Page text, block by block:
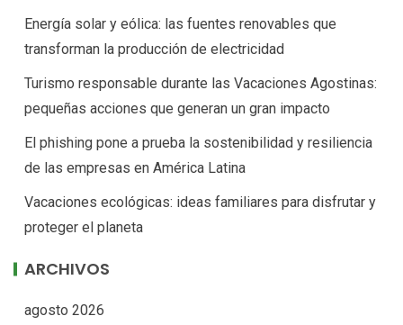
Energía solar y eólica: las fuentes renovables que
transforman la producción de electricidad
Turismo responsable durante las Vacaciones Agostinas:
pequeñas acciones que generan un gran impacto
El phishing pone a prueba la sostenibilidad y resiliencia
de las empresas en América Latina
Vacaciones ecológicas: ideas familiares para disfrutar y
proteger el planeta
ARCHIVOS
agosto 2026